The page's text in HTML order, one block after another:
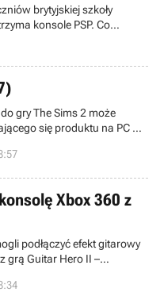
brytyjskiej szkoły
konsole PSP. Co
naukowe.
gry The Sims 2 może
się produktu na PC w
17 marca, twór
pierwszej pozycji.
Xbox 360 z
podłączyć efekt gitarowy
grą Guitar Hero II –
którzy mieli już okazję